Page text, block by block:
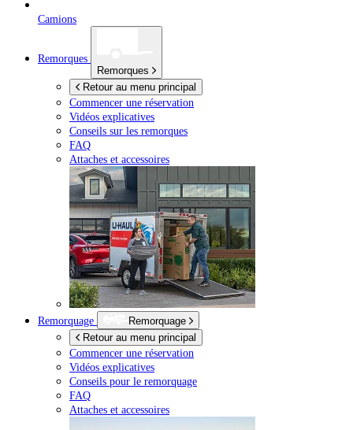
Camions
Remorques
Remorques
Retour au menu principal
Commencer une réservation
Vidéos explicatives
Conseils sur les remorques
FAQ
Attaches et accessoires
Remorquage
Remorquage
Retour au menu principal
Commencer une réservation
Vidéos explicatives
Conseils pour le remorquage
FAQ
Attaches et accessoires